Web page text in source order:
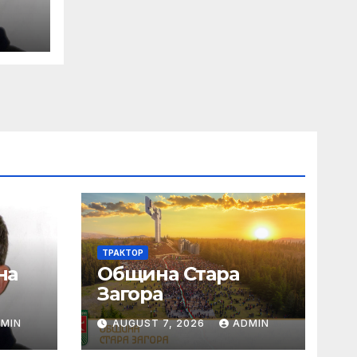
и
ТРАКТОР
Община Стара
Загора
AUGUST 7, 2026 ADMIN